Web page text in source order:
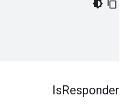
IsResponder